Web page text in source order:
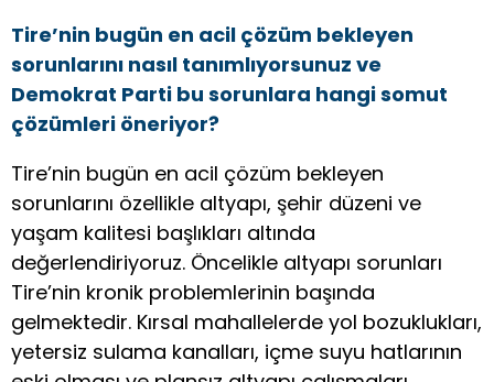
Tire’nin bugün en acil çözüm bekleyen
sorunlarını nasıl tanımlıyorsunuz ve
Demokrat Parti bu sorunlara hangi somut
çözümleri öneriyor?
Tire’nin bugün en acil çözüm bekleyen
sorunlarını özellikle altyapı, şehir düzeni ve
yaşam kalitesi başlıkları altında
değerlendiriyoruz. Öncelikle altyapı sorunları
Tire’nin kronik problemlerinin başında
gelmektedir. Kırsal mahallelerde yol bozuklukları,
yetersiz sulama kanalları, içme suyu hatlarının